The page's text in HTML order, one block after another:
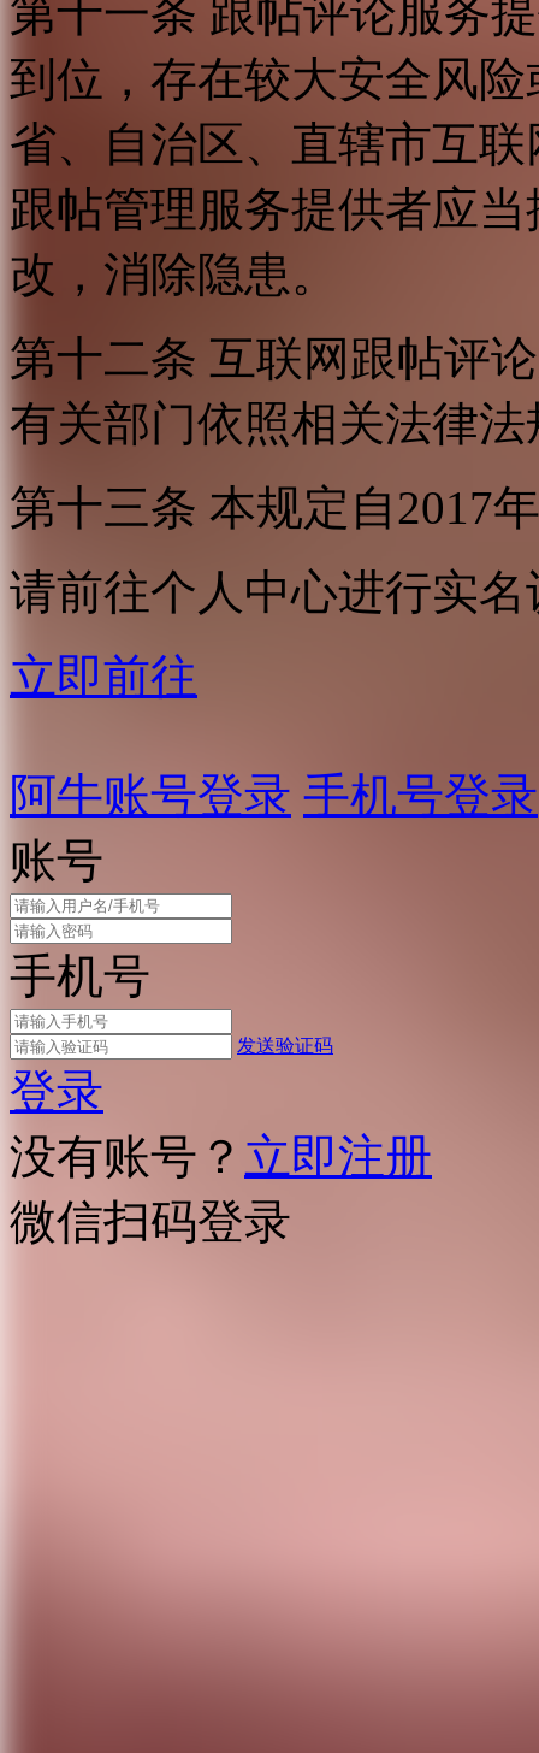
第十一条 跟帖评论服务
到位，存在较大安全风
省、自治区、直辖市互
跟帖管理服务提供者应
改，消除隐患。
第十二条 互联网跟帖评
有关部门依照相关法律
第十三条 本规定自2017
请前往个人中心进行实名
立即前往
阿牛账号登录 手机号登录
账号
手机号
发送验证码
登录
没有账号？ 立即注册
微信扫码登录